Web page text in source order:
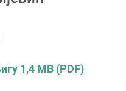
1,4 MB (PDF)